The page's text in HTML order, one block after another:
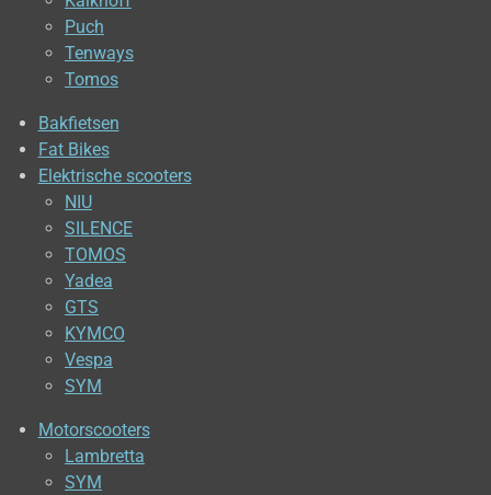
Puch
Tenways
Tomos
Bakfietsen
Fat Bikes
Elektrische scooters
NIU
SILENCE
TOMOS
Yadea
GTS
KYMCO
Vespa
SYM
Motorscooters
Lambretta
SYM